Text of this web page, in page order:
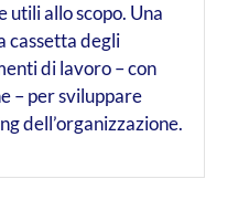
allo scopo. Una
cassetta degli
di lavoro – con
– per sviluppare
dell’organizzazione.